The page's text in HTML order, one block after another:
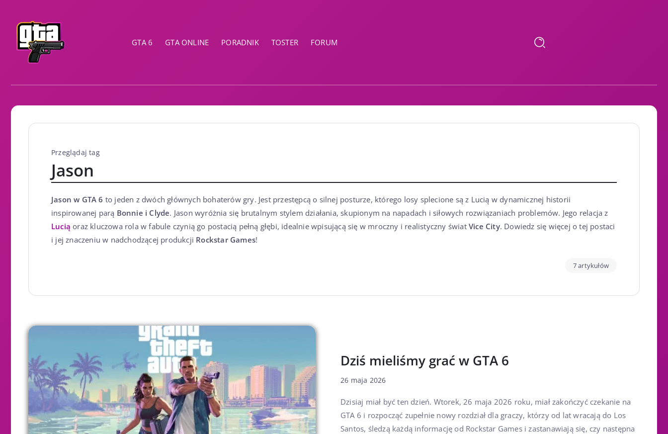
GTA 6 GTA ONLINE PORADNIK TOSTER FORUM
Przeglądaj tag
Jason
Jason w GTA 6 to jeden z dwóch głównych bohaterów gry. Jest przestępcą o silnej posturze, którego losy splecione są z Lucią w dynamicznej historii
inspirowanej parą Bonnie i Clyde. Jason wyróżnia się brutalnym stylem działania, skupionym na napadach i siłowych rozwiązaniach problemów. Jego relacja z
Lucią oraz kluczowa rola w fabule czynią go postacią pełną głębi, idealnie wpisującą się w mroczny i realistyczny światVice City. Dowiedz się więcej o tej postaci
i jej znaczeniu w nadchodzącej produkcji Rockstar Games!
7 artykułów
Dziś mieliśmy grać w GTA 6
26 maja 2026
Dzisiaj miał być ten dzień. Wtorek, 26 maja 2026 roku, miał zakończyć czekanie na
GTA 6 i rozpocząć zupełnie nowy rozdział dla graczy, którzy od lat wracają do Los
Santos, śledzą każdą informację od Rockstar Games i zastanawiają się, czy następna